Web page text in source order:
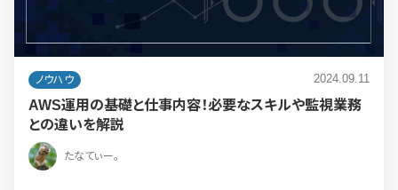
ノウハウ 2024.09.11
AWS運用の基礎と仕事内容！必要なスキルや監視業務
との違いを解説
たなてぃー。